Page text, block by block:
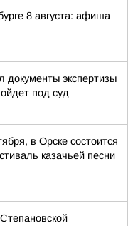
8 августа: афиша
документы экспертизы
под суд
в Орске состоится
казачьей песни